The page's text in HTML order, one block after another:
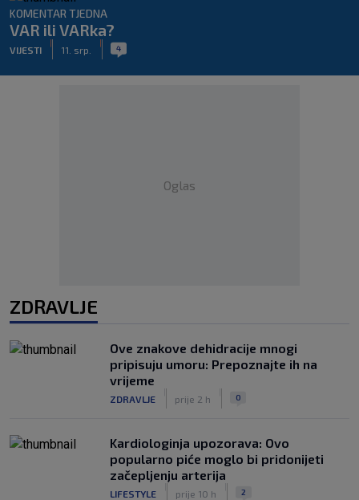
KOMENTAR TJEDNA
VAR ili VARka?
VIJESTI 11. srp. 4
Oglas
ZDRAVLJE
Ove znakove dehidracije mnogi
pripisuju umoru: Prepoznajte ih na
vrijeme
ZDRAVLJE prije 2 h 0
Kardiologinja upozorava: Ovo
popularno piće moglo bi pridonijeti
začepljenju arterija
LIFESTYLE prije 10 h 2